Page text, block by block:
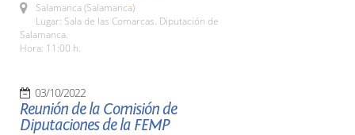
Salamanca (Salamanca)
Lugar: Sala de las Comarcas. Diputación de
Salamanca.
Hora: 11:00 h.
03/10/2022
Reunión de la Comisión de
Diputaciones de la FEMP